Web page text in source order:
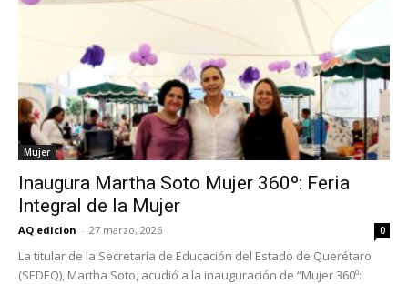
Mujer
Inaugura Martha Soto Mujer 360º: Feria
Integral de la Mujer
AQ edicion - 27 marzo, 2026 0
La titular de la Secretaría de Educación del Estado de Querétaro
(SEDEQ), Martha Soto, acudió a la inauguración de “Mujer 360º: